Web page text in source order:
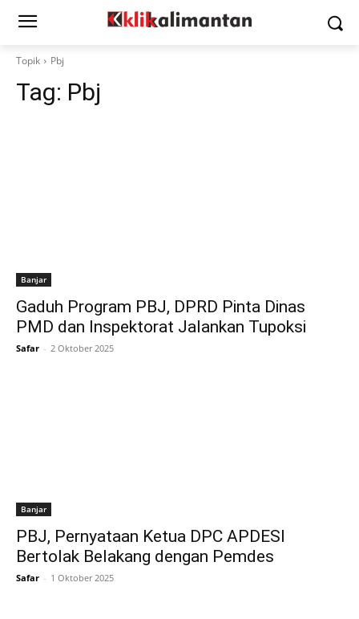
Topik Pbj
Tag: Pbj
Banjar
Gaduh Program PBJ, DPRD Pinta Dinas
PMD dan Inspektorat Jalankan Tupoksi
Safar - 2 Oktober 2025
Banjar
PBJ, Pernyataan Ketua DPC APDESI
Bertolak Belakang dengan Pemdes
Safar - 1 Oktober 2025